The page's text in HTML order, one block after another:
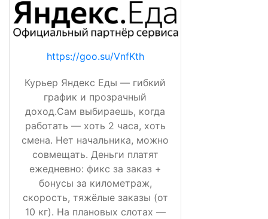
https://goo.su/VnfKth
Курьер Яндекс Еды — гибкий
график и прозрачный
доход.Сам выбираешь, когда
работать — хоть 2 часа, хоть
смена. Нет начальника, можно
совмещать. Деньги платят
ежедневно: фикс за заказ +
бонусы за километраж,
скорость, тяжёлые заказы (от
10 кг). На плановых слотах —